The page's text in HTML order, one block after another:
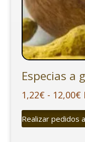
Especias a
1,22€ - 12,00€
Realizar pedidos